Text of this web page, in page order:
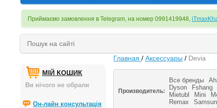
Приймаємо замовлення в Telegram, на номер 0991419948,
МІЙ КОШИК
Ви нічого не обрали
Он-лайн консультація
Главная / Аксессуары / Devia
Производитель:
Все бренды
Dyson
Fshang
Mietubl
Mini
Remax